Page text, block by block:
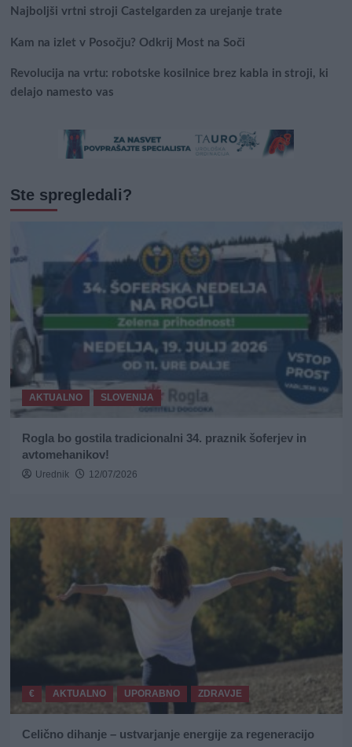
Najboljši vrtni stroji Castelgarden za urejanje trate
Kam na izlet v Posočju? Odkrij Most na Soči
Revolucija na vrtu: robotske kosilnice brez kabla in stroji, ki
delajo namesto vas
Ste spregledali?
AKTUALNO SLOVENIJA
Rogla bo gostila tradicionalni 34. praznik šoferjev in
avtomehanikov!
Urednik 12/07/2026
€ AKTUALNO UPORABNO ZDRAVJE
Celično dihanje – ustvarjanje energije za regeneracijo